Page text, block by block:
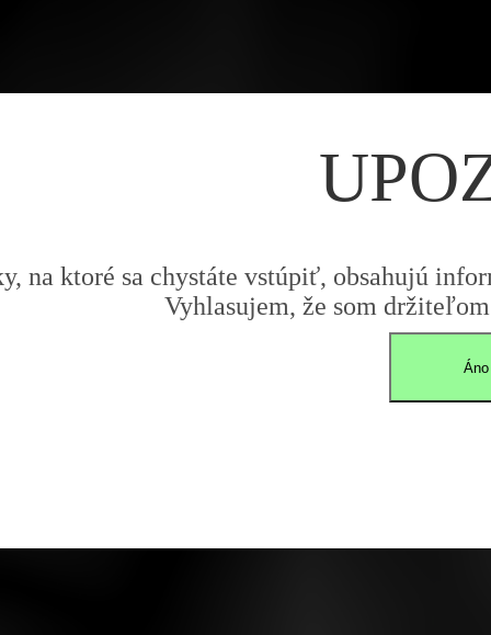
na ktoré sa chystáte vstúpiť, obsahujú
Vyhlasujem, že som
Áno